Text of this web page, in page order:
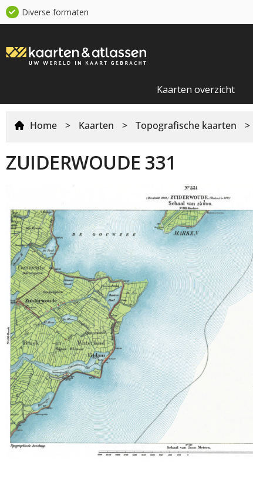
Diverse formaten
Kaarten overzicht
Home > Kaarten > Topografische kaarten >
ZUIDERWOUDE 331